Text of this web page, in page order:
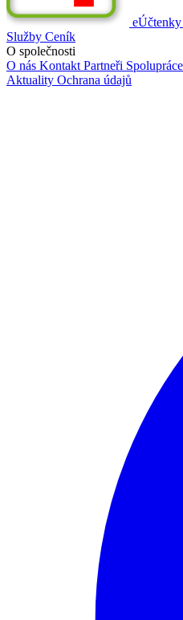
eÚčtenky
Služby Ceník
O společnosti
O nás Kontakt Partneři Spolupráce
Aktuality Ochrana údajů